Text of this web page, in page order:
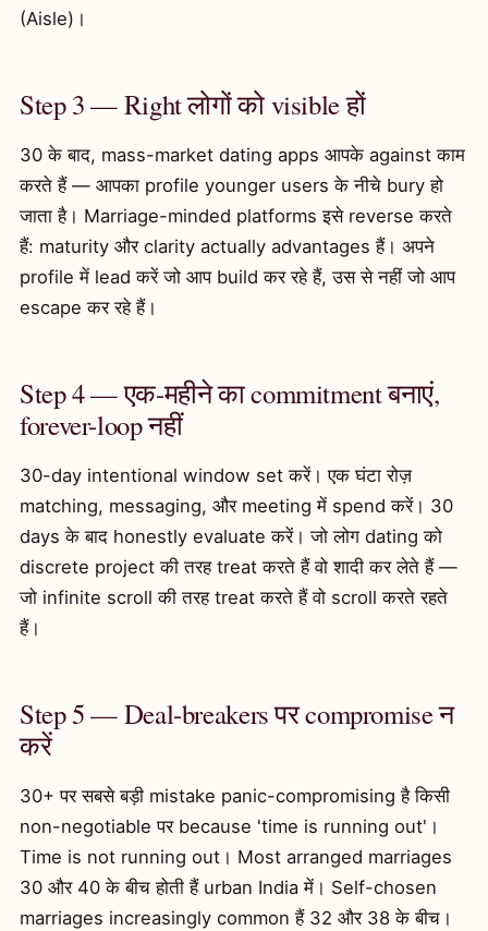
(Aisle)।
Step 3 — Right लोगों को visible हों
30 के बाद, mass-market dating apps आपके against काम
करते हैं — आपका profile younger users के नीचे bury हो
जाता है। Marriage-minded platforms इसे reverse करते
हैं: maturity और clarity actually advantages हैं। अपने
profile में lead करें जो आप build कर रहे हैं, उस से नहीं जो आप
escape कर रहे हैं।
Step 4 — एक-महीने का commitment बनाएं,
forever-loop नहीं
30-day intentional window set करें। एक घंटा रोज़
matching, messaging, और meeting में spend करें। 30
days के बाद honestly evaluate करें। जो लोग dating को
discrete project की तरह treat करते हैं वो शादी कर लेते हैं —
जो infinite scroll की तरह treat करते हैं वो scroll करते रहते
हैं।
Step 5 — Deal-breakers पर compromise न
करें
30+ पर सबसे बड़ी mistake panic-compromising है किसी
non-negotiable पर because 'time is running out'।
Time is not running out। Most arranged marriages
30 और 40 के बीच होती हैं urban India में। Self-chosen
marriages increasingly common हैं 32 और 38 के बीच।